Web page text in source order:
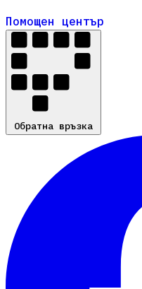
Помощен център
Помощен център
Обратна връзка
Обратна връзка